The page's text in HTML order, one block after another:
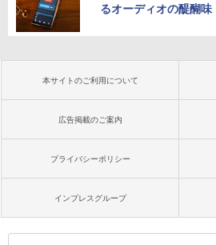
るオーディオの醍醐味
本サイトのご利用について
広告掲載のご案内
プライバシーポリシー
インプレスグループ